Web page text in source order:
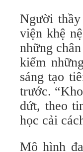
Người
viện khệ
những
kiếm
sáng tạo
trước.
dứt, theo
học cải
Mô hình